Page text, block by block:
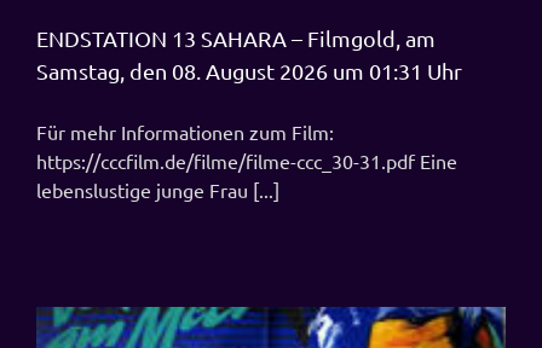
ENDSTATION 13 SAHARA – Filmgold, am
Samstag, den 08. August 2026 um 01:31 Uhr
Für mehr Informationen zum Film:
https://cccfilm.de/filme/filme-ccc_30-31.pdf Eine
lebenslustige junge Frau [...]